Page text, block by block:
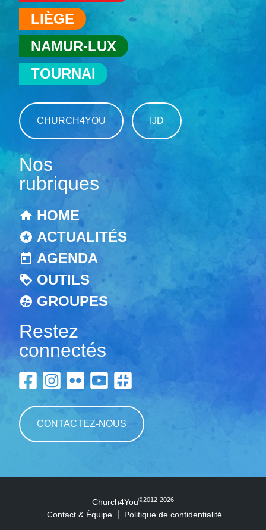
LIÈGE
NAMUR-LUX
TOURNAI
CHURCH4YOU IJD
Nos
rubriques
HOME
ACTUALITÉS
AGENDA
OUTILS
GROUPES
Restez
connectés
CONTACTEZ-NOUS
Church4You©2012-2026
Contact & Équipe Politique de confidentialité